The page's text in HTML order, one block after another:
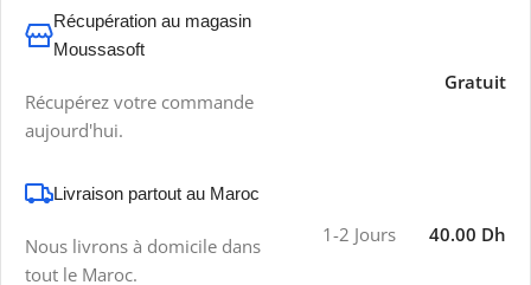
Récupération au magasin
Moussasoft
Récupérez votre commande
aujourd'hui.
Gratuit
Livraison partout au Maroc
Nous livrons à domicile dans
tout le Maroc.
1-2 Jours 40.00 Dh